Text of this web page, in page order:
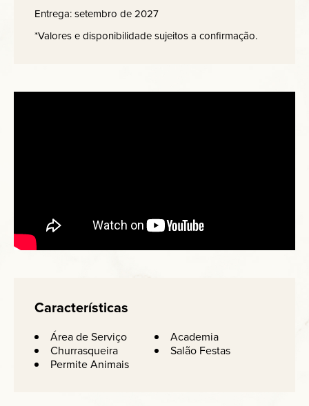
Entrega: setembro de 2027
*Valores e disponibilidade sujeitos a confirmação.
Características
Área de Serviço
Academia
Churrasqueira
Salão Festas
Permite Animais